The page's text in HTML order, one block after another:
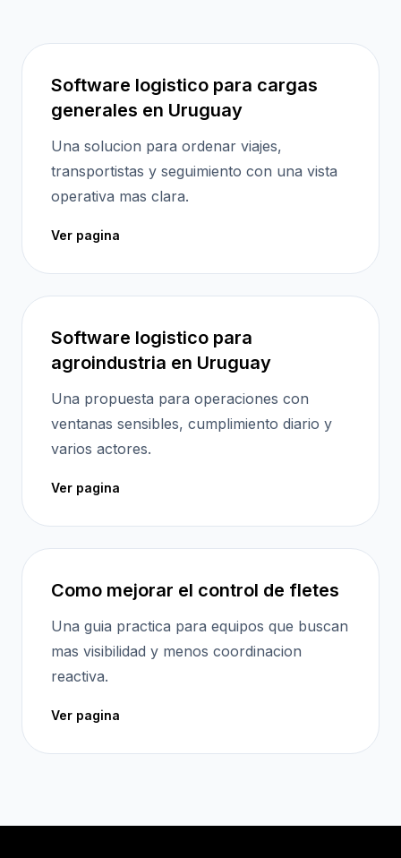
Software logistico para cargas
generales en Uruguay
Una solucion para ordenar viajes,
transportistas y seguimiento con una vista
operativa mas clara.
Ver pagina
Software logistico para
agroindustria en Uruguay
Una propuesta para operaciones con
ventanas sensibles, cumplimiento diario y
varios actores.
Ver pagina
Como mejorar el control de fletes
Una guia practica para equipos que buscan
mas visibilidad y menos coordinacion
reactiva.
Ver pagina